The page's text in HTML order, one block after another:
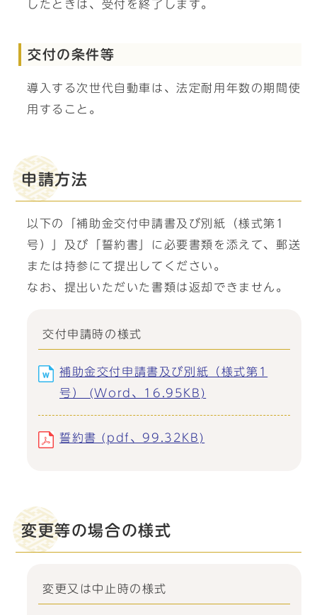
したときは、受付を終了します。
交付の条件等
導入する次世代自動車は、法定耐用年数の期間使
用すること。
申請方法
以下の「補助金交付申請書及び別紙（様式第1
号）」及び「誓約書」に必要書類を添えて、郵送
または持参にて提出してください。
なお、提出いただいた書類は返却できません。
交付申請時の様式
補助金交付申請書及び別紙（様式第1
号） (Word、16.95KB)
誓約書 (pdf、99.32KB)
変更等の場合の様式
変更又は中止時の様式